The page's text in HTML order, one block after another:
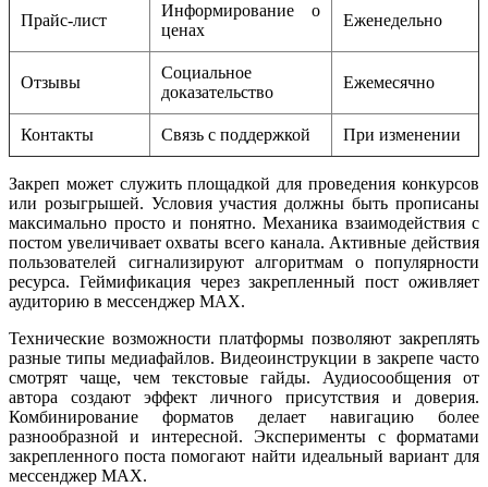
Прайс-лист
Информирование о
ценах
Еженедельно
Отзывы
Социальное
доказательство
Ежемесячно
Контакты Связь с поддержкой При изменении
Закреп может служить площадкой для проведения конкурсов
или розыгрышей. Условия участия должны быть прописаны
максимально просто и понятно. Механика взаимодействия с
постом увеличивает охваты всего канала. Активные действия
пользователей сигнализируют алгоритмам о популярности
ресурса. Геймификация через закрепленный пост оживляет
аудиторию в мессенджер MAX.
Технические возможности платформы позволяют закреплять
разные типы медиафайлов. Видеоинструкции в закрепе часто
смотрят чаще, чем текстовые гайды. Аудиосообщения от
автора создают эффект личного присутствия и доверия.
Комбинирование форматов делает навигацию более
разнообразной и интересной. Эксперименты с форматами
закрепленного поста помогают найти идеальный вариант для
мессенджер MAX.